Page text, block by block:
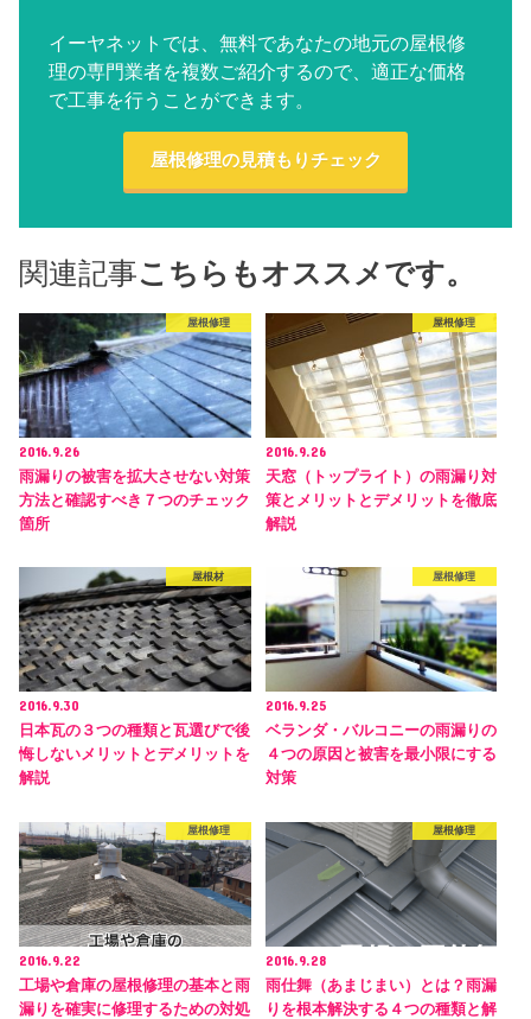
イーヤネットでは、無料であなたの地元の屋根修
理の専門業者を複数ご紹介するので、適正な価格
で工事を行うことができます。
屋根修理の見積もりチェック
関連記事こちらもオススメです。
屋根修理
2016.9.26
雨漏りの被害を拡大させない対策
方法と確認すべき７つのチェック
箇所
屋根修理
2016.9.26
天窓（トップライト）の雨漏り対
策とメリットとデメリットを徹底
解説
屋根材
2016.9.30
日本瓦の３つの種類と瓦選びで後
悔しないメリットとデメリットを
解説
屋根修理
2016.9.25
ベランダ・バルコニーの雨漏りの
４つの原因と被害を最小限にする
対策
屋根修理
2016.9.22
工場や倉庫の屋根修理の基本と雨
漏りを確実に修理するための対処
屋根修理
2016.9.28
雨仕舞（あまじまい）とは？雨漏
りを根本解決する４つの種類と解